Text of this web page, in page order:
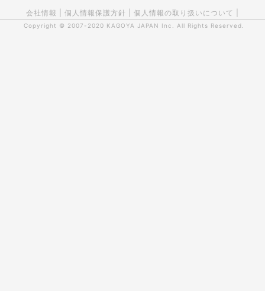
会社情報 個人情報保護方針 個人情報の取り扱いについて
Copyright © 2007-2020 KAGOYA JAPAN Inc. All Rights Reserved.